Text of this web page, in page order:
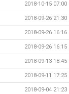
2018-10-15 07:00
2018-09-26 21:30
2018-09-26 16:16
2018-09-26 16:15
2018-09-13 18:45
2018-09-11 17:25
2018-09-04 21:23